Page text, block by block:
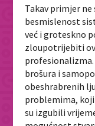
Takav primjer
besmislenost
već i groteskno
zloupotrijebiti
brošura i
obeshrabrenih
problemima, koji
su izgubili